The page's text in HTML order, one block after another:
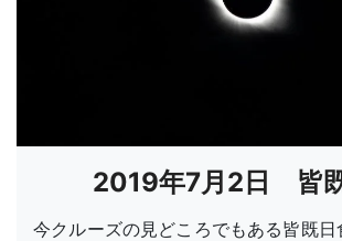
2019年7月2日 皆
今クルーズの見どころでもある皆既日